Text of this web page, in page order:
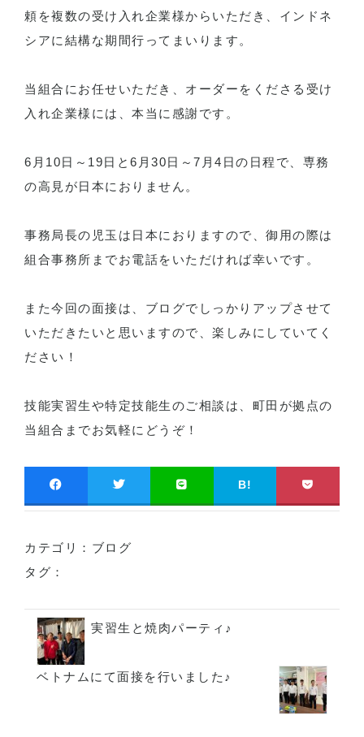
頼を複数の受け入れ企業様からいただき、インドネ
シアに結構な期間行ってまいります。
当組合にお任せいただき、オーダーをくださる受け
入れ企業様には、本当に感謝です。
6月10日～19日と6月30日～7月4日の日程で、専務
の高見が日本におりません。
事務局長の児玉は日本におりますので、御用の際は
組合事務所までお電話をいただければ幸いです。
また今回の面接は、ブログでしっかりアップさせて
いただきたいと思いますので、楽しみにしていてく
ださい！
技能実習生や特定技能生のご相談は、町田が拠点の
当組合までお気軽にどうぞ！
B!
カテゴリ： ブログ
タグ：
実習生と焼肉パーティ♪
ベトナムにて面接を行いました♪